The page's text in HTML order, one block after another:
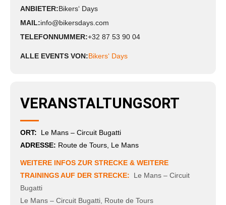
ANBIETER:Bikers‘ Days
MAIL:info@bikersdays.com
TELEFONNUMMER:+32 87 53 90 04
ALLE EVENTS VON:Bikers‘ Days
VERANSTALTUNGSORT
ORT: Le Mans – Circuit Bugatti
ADRESSE: Route de Tours, Le Mans
WEITERE INFOS ZUR STRECKE & WEITERE
TRAININGS AUF DER STRECKE: Le Mans – Circuit
Bugatti
Le Mans – Circuit Bugatti Route de Tours